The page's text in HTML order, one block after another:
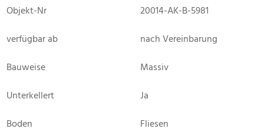
Objekt-Nr
20014-AK-B-5981
verfügbar ab
nach Vereinbarung
Bauweise
Massiv
Unterkellert
Ja
Boden
Fliesen